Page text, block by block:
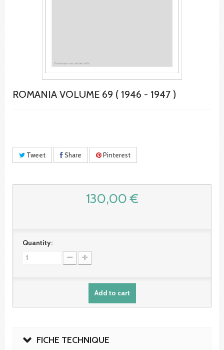
ROMANIA VOLUME 69 ( 1946 - 1947 )
Tweet Share Pinterest
130,00 €
Quantity:
Add to cart
FICHE TECHNIQUE